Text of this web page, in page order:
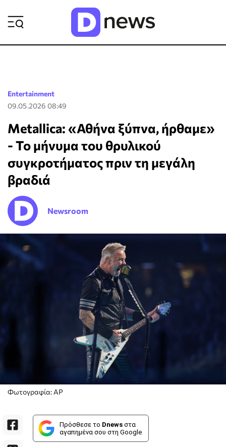
Entertainment
09.05.2026 08:49
Metallica: «Αθήνα ξύπνα, ήρθαμε»
- Το μήνυμα του θρυλικού
συγκροτήματος πριν τη μεγάλη
βραδιά
Newsroom
Φωτογραφία: AP
Πρόσθεσε το Dnews στα
αγαπημένα σου στη Google